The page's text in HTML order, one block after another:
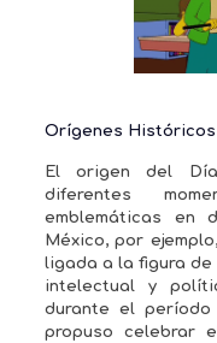
Orígenes Históricos
El origen del
diferentes
emblemáticas en
México, por
ligada a la figura
intelectual y
durante el período
propuso celebrar